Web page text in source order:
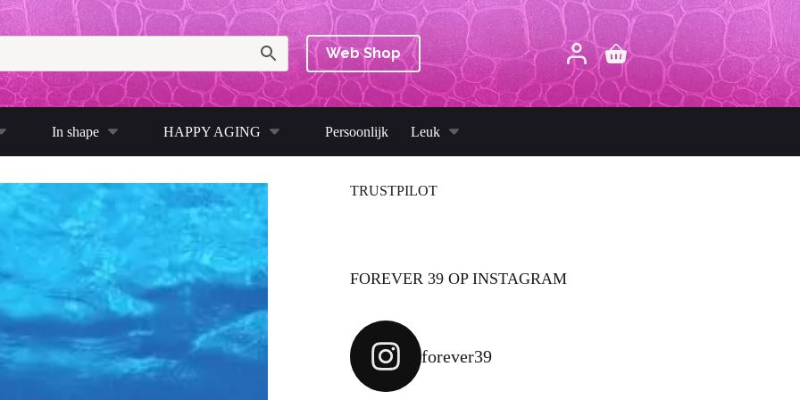
Web Shop Winkelwagen
In shape HAPPY AGING Persoonlijk Leuk
TRUSTPILOT
FOREVER 39 OP INSTAGRAM
forever39